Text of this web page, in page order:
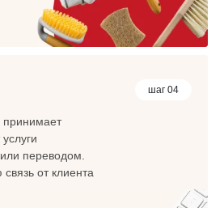
шаг 04
принимает
переводом.
от клиента